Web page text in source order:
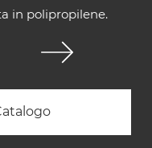
in polipropilene.